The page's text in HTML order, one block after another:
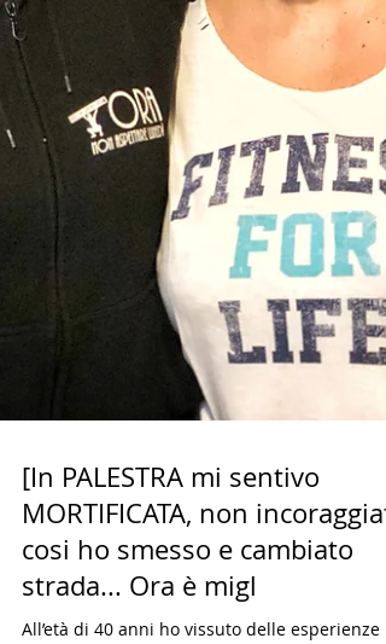
[In PALESTRA mi sentivo
MORTIFICATA, non
cosi ho smesso e cambiato
strada... Ora è migl